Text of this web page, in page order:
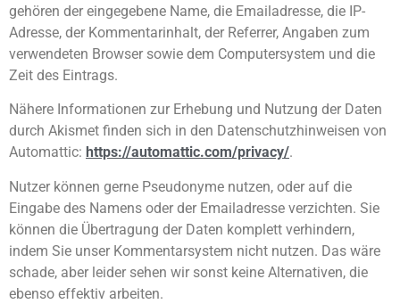
gehören der eingegebene Name, die Emailadresse, die IP-
Adresse, der Kommentarinhalt, der Referrer, Angaben zum
verwendeten Browser sowie dem Computersystem und die
Zeit des Eintrags.
Nähere Informationen zur Erhebung und Nutzung der Daten
durch Akismet finden sich in den Datenschutzhinweisen von
Automattic: https://automattic.com/privacy/.
Nutzer können gerne Pseudonyme nutzen, oder auf die
Eingabe des Namens oder der Emailadresse verzichten. Sie
können die Übertragung der Daten komplett verhindern,
indem Sie unser Kommentarsystem nicht nutzen. Das wäre
schade, aber leider sehen wir sonst keine Alternativen, die
ebenso effektiv arbeiten.